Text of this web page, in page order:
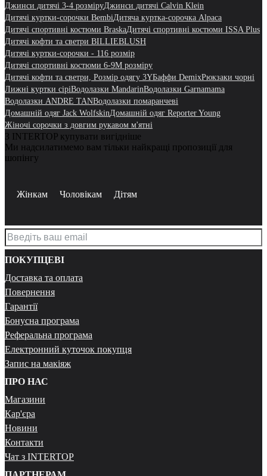
Джинси дитячі 3-4 розміруДжинси дитячі Calvin Klein
Дитячі куртки-сорочки BembiДитяча куртка-сорочка Alpaca
Дитячі спортивні костюми BraskaДитячі спортивні костюми ISSA Plus
Дитячі кофти та светри BILLIEBLUSH
Дитячі куртки-сорочки - 116 розмір
Дитячі спортивні костюми 6-9M розміру
Дитячі кофти та светри, Розмір одягу 3YБаффи DemixРюкзаки чорні
Лижні куртки сіріВодолазки MandarinВодолазки Garnamama
Водолазки ANDRE TANВодолазки помаранчеві
Домашній одяг Jack WolfskinДомашній одяг Reporter Young
Жіночі сорочки з довгим рукавом м'ятні
З INTERTOP купувати вигідніше
Ми надсилатимемо вам тільки найкращі пропозиції для
шопінгу
Жінкам Чоловікам Дітям
ПОКУПЦЕВІ
Доставка та оплата
Повернення
Гарантії
Бонусна програма
Реферальна програма
Електронний куточок покупця
Запис на макіяж
ПРО НАС
Магазини
Кар'єра
Новини
Контакти
Чат з INTERTOP